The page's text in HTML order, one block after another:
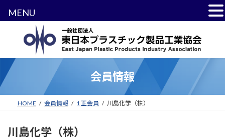
へ
ス
キ
ョ
ン
に
会員情報
HOME 会員情報 1 正会員 川島化学（株）
川島化学（株）
MENU